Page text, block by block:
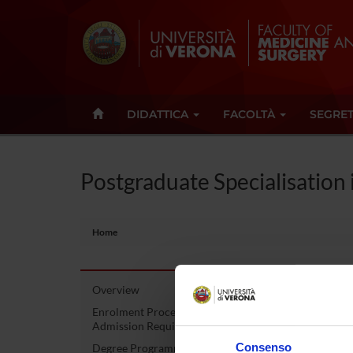
Consenso
DIDATTICA FACOLTÀ
Postgraduate
Home
Overview
Enrolment Procedures and
Admission Requirements
Degree Programme